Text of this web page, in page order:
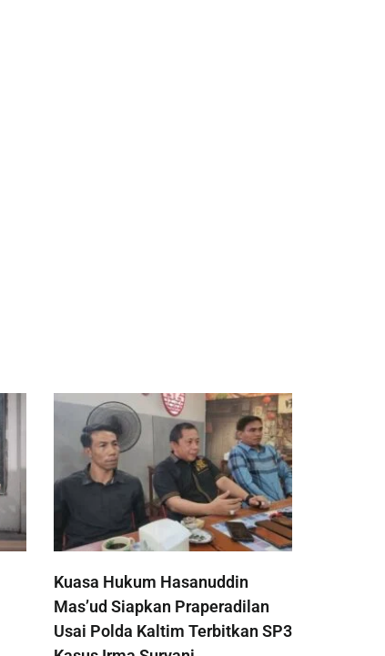
Kuasa Hukum Hasanuddin
Mas’ud Siapkan Praperadilan
Usai Polda Kaltim Terbitkan SP3